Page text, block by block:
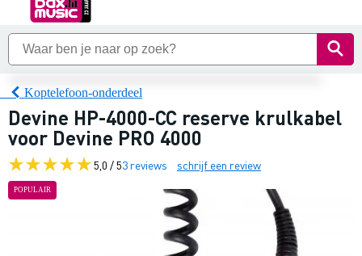
Koptelefoon-onderdeel
Devine HP-4000-CC reserve krulkabel
voor Devine PRO 4000
5,0 / 53 reviews schrijf een review
POPULAIR